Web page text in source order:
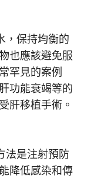
，保持均衡的
也應該避免服
罕見的案例
功能衰竭等的
肝移植手術。
法是注射預防
降低感染和傳